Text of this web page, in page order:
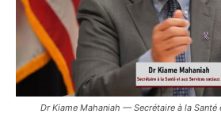
Dr Kiame Mahaniah — Secrétaire à la Santé